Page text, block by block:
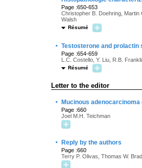
Page :650-653
Christopher B. Doehring, Martin
Walsh
Résumé
· Testosterone and
Page :654-659
L.C. Costello, Y. Liu, R.B.
Résumé
Letter to the editor
· Mucinous
Page :660
Joel M.H. Teichman
· Reply by the authors
Page :660
Terry P. Olivas, Thomas W.